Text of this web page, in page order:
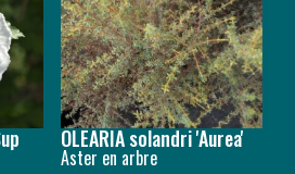
OLEARIA solandri 'Aurea'
Aster en arbre